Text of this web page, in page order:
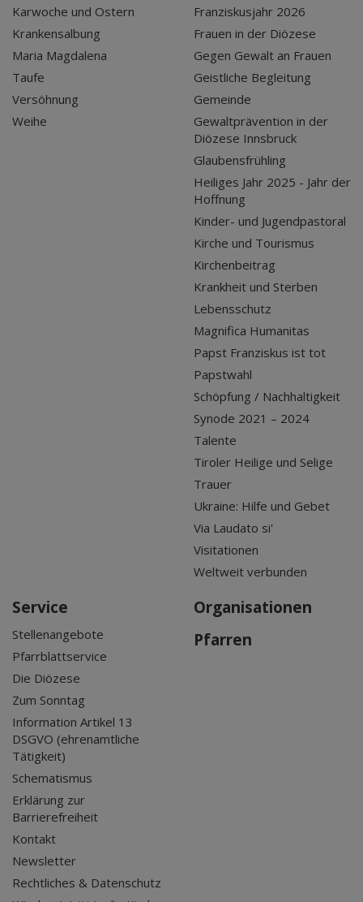
Karwoche und Ostern
Krankensalbung
Maria Magdalena
Taufe
Versöhnung
Weihe
Franziskusjahr 2026
Frauen in der Diözese
Gegen Gewalt an Frauen
Geistliche Begleitung
Gemeinde
Gewaltprävention in der
Diözese Innsbruck
Glaubensfrühling
Heiliges Jahr 2025 - Jahr der
Hoffnung
Kinder- und Jugendpastoral
Kirche und Tourismus
Kirchenbeitrag
Krankheit und Sterben
Lebensschutz
Magnifica Humanitas
Papst Franziskus ist tot
Papstwahl
Schöpfung / Nachhaltigkeit
Synode 2021 – 2024
Talente
Tiroler Heilige und Selige
Trauer
Ukraine: Hilfe und Gebet
Via Laudato si'
Visitationen
Weltweit verbunden
Service
Stellenangebote
Pfarrblattservice
Die Diözese
Zum Sonntag
Information Artikel 13
DSGVO (ehrenamtliche
Tätigkeit)
Schematismus
Erklärung zur
Barrierefreiheit
Kontakt
Newsletter
Rechtliches & Datenschutz
Organisationen
Pfarren